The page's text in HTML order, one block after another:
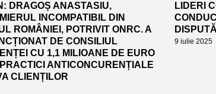
DRAGOȘ ANASTASIU,
INCOMPATIBIL DIN
ROMÂNIEI, POTRIVIT ONRC. A
DE CONSILIUL
CU 1,1 MILIOANE DE EURO
ANTICONCURENȚIALE
CLIENȚILOR
LIDERI
9 iulie 2025